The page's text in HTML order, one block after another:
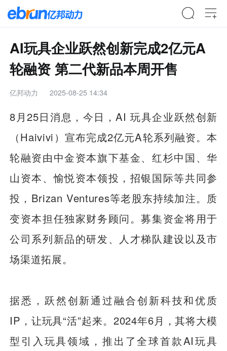
AI玩具企业跃然创新完成2亿元A
轮融资 第二代新品本周开售
亿邦动力 2025-08-25 14:34
8月25日消息，今日，AI 玩具企业跃然创新
（Haivivi）宣布完成2亿元A轮系列融资。本
轮融资由中金资本旗下基金、红杉中国、华
山资本、愉悦资本领投，招银国际等共同参
投，Brizan Ventures等老股东持续加注。质
变资本担任独家财务顾问。募集资金将用于
公司系列新品的研发、人才梯队建设以及市
场渠道拓展。
据悉，跃然创新通过融合创新科技和优质
IP，让玩具“活”起来。2024年6月，其将大模
型引入玩具领域，推出了全球首款AI玩具